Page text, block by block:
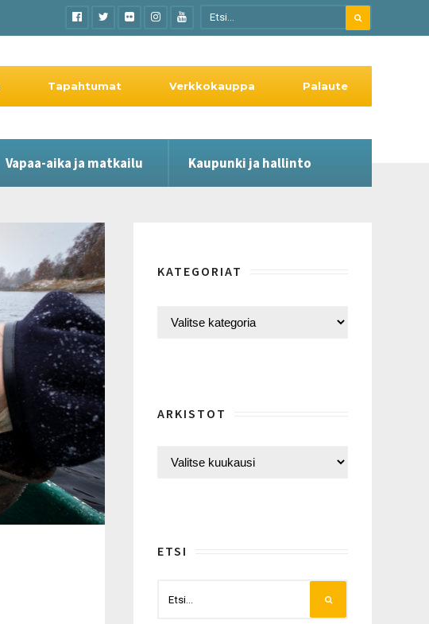
Vapaa-aika ja matkailu Kaupunki ja hallinto
Tapahtumat Verkkokauppa Palaute
KATEGORIAT
ARKISTOT
ETSI